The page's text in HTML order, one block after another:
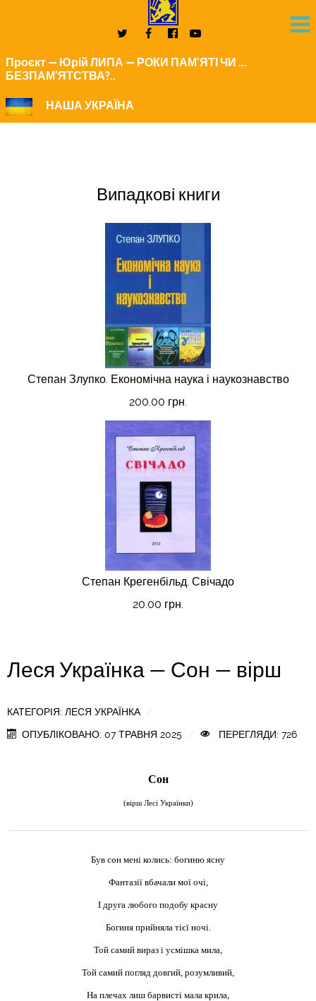
Проєкт — Юрій ЛИПА — РОКИ ПАМ'ЯТІ ЧИ ...
БЕЗПАМ’ЯТСТВА?..
НАША УКРАЇНА
Випадкові книги
Степан Злупко. Економічна наука і наукознавство
200.00 грн.
Степан Крегенбільд. Свічадо
20.00 грн.
Леся Українка — Сон — вірш
КАТЕГОРІЯ: ЛЕСЯ УКРАЇНКА
ОПУБЛІКОВАНО: 07 ТРАВНЯ 2025
ПЕРЕГЛЯДИ: 726
Сон
(вірш Лесі Українки)
Був сон мені колись: богиню ясну
Фантазії вбачали мої очі,
І друга любого подобу красну
Богиня прийняла тієї ночі.
Той самий вираз і усмішка мила,
Той самий погляд довгий, розумливий,
На плечах лиш барвисті мала крила,